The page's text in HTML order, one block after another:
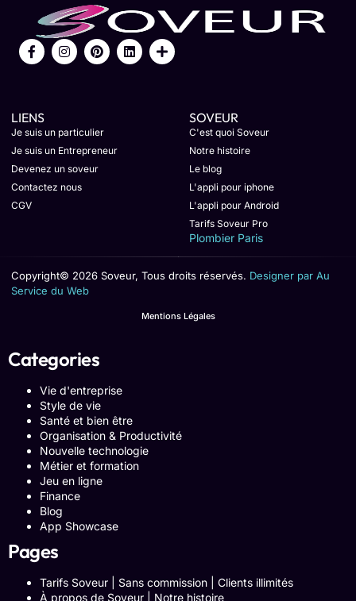
LIENS
Je suis un particulier
Je suis un Entrepreneur
Devenez un soveur
Contactez nous
CGV
SOVEUR
C'est quoi Soveur
Notre histoire
Le blog
L'appli pour iphone
L'appli pour Android
Tarifs Soveur Pro
Plombier Paris
Copyright© 2026 Soveur, Tous droits réservés. Designer par Au
Service du Web
Mentions Légales
Categories
Vie d'entreprise
Style de vie
Santé et bien être
Organisation & Productivité
Nouvelle technologie
Métier et formation
Jeu en ligne
Finance
Blog
App Showcase
Pages
Tarifs Soveur | Sans commission | Clients illimités
À propos de Soveur | Notre histoire